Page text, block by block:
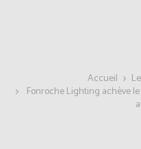
Accueil
Fonroche Lighting achève